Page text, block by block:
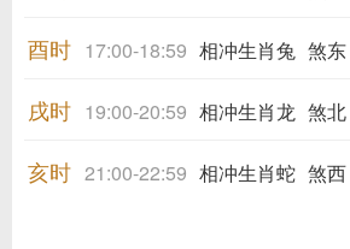
酉时 17:00-18:59 相冲生肖兔 煞东
戌时 19:00-20:59 相冲生肖龙 煞北
亥时 21:00-22:59 相冲生肖蛇 煞西